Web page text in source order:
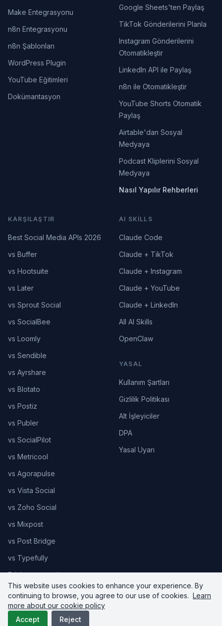
Make Entegrasyonu
n8n Entegrasyonu
n8n Şablonları
WordPress Plugin
YouTube Eğitimleri
Dokümantasyon
Google Sheets'ten Paylaş
TikTok Gönderilerini Planla
Instagram Gönderilerini
Otomatikleştir
LinkedIn API ile Paylaş
n8n ile Otomatikleştir
YouTube Shorts Otomatik
Paylaş
Airtable'dan Sosyal
Medyaya
Podcast Kliplerini Sosyal
Medyaya
Nasıl Yapılır Rehberleri
KARŞILAŞTIR
Best Social Media APIs 2026
vs Buffer
vs Hootsuite
vs Later
vs Sprout Social
vs SocialBee
vs Loomly
vs Sendible
vs Ayrshare
vs Blotato
vs Postiz
vs Publer
vs SocialPilot
vs Metricool
vs Agorapulse
vs Vista Social
vs Zoho Social
vs Mixpost
vs Post Bridge
vs Typefully
Pricing comparison
AI SKILLS
Claude Code
Claude + TikTok
Claude + Instagram
Claude + YouTube
Claude + LinkedIn
All AI Skills
OpenClaw
YASAL
Kullanım Şartları
Gizlilik Politikası
Alt İşleyiciler
DPA
Yasal Uyarı
© 2026 Upload-Post.com. Tüm hakları saklıdır.
This website uses cookies to enhance your experience. By
continuing to browse, you agree to our use of cookies. Learn
more about our cookie policy
Accept
Reject